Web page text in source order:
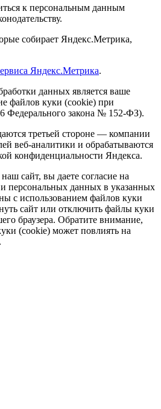
к персональным данным
собирает Яндекс.Метрика,
Яндекс.Метрика.
данных является ваше
файлов куки (cookie) при
Федерального закона № 152-ФЗ).
третьей стороне — компании
веб-аналитики и обрабатываются
конфиденциальности Яндекса.
сайт, вы даете согласие на
персональных данных в указанных
с использованием файлов куки
сайт или отключить файлы куки
браузера. Обратите внимание,
(cookie) может повлиять на